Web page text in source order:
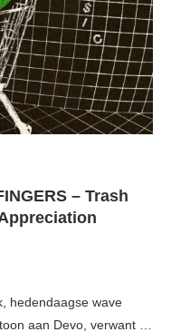
– Trash
hedendaagse wave
aan Devo, verwant …